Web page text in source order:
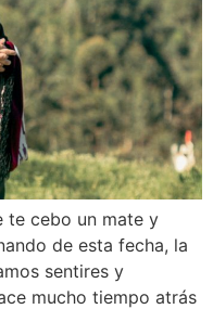
te cebo un mate y
de esta fecha, la
sentires y
mucho tiempo atrás